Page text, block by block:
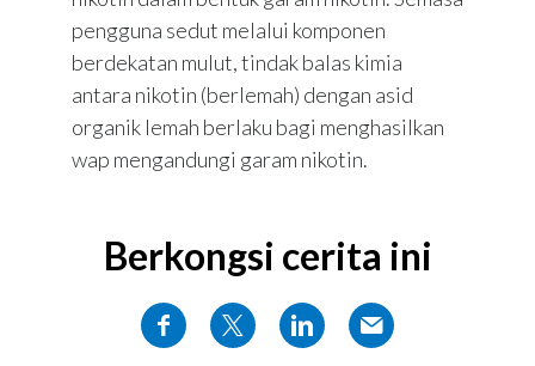
pengguna sedut melalui komponen
berdekatan mulut, tindak balas kimia
antara nikotin (berlemah) dengan asid
organik lemah berlaku bagi menghasilkan
wap mengandungi garam nikotin.
Berkongsi cerita ini